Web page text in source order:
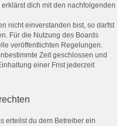
dich mit den nachfolgenden
nicht einverstanden bist, so darfst
Für die Nutzung des Boards
veröffentlichten Regelungen.
Zeit geschlossen und
einer Frist jederzeit
erteilst du dem Betreiber ein